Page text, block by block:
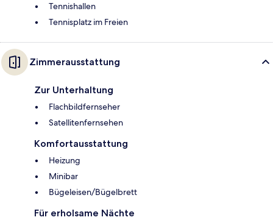
Tennishallen
Tennisplatz im Freien
Zimmerausstattung
Zur Unterhaltung
Flachbildfernseher
Satellitenfernsehen
Komfortausstattung
Heizung
Minibar
Bügeleisen/Bügelbrett
Für erholsame Nächte